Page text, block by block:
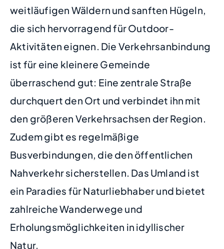
weitläufigen Wäldern und sanften Hügeln,
die sich hervorragend für Outdoor-
Aktivitäten eignen. Die Verkehrsanbindung
ist für eine kleinere Gemeinde
überraschend gut: Eine zentrale Straße
durchquert den Ort und verbindet ihn mit
den größeren Verkehrsachsen der Region.
Zudem gibt es regelmäßige
Busverbindungen, die den öffentlichen
Nahverkehr sicherstellen. Das Umland ist
ein Paradies für Naturliebhaber und bietet
zahlreiche Wanderwege und
Erholungsmöglichkeiten in idyllischer
Natur.